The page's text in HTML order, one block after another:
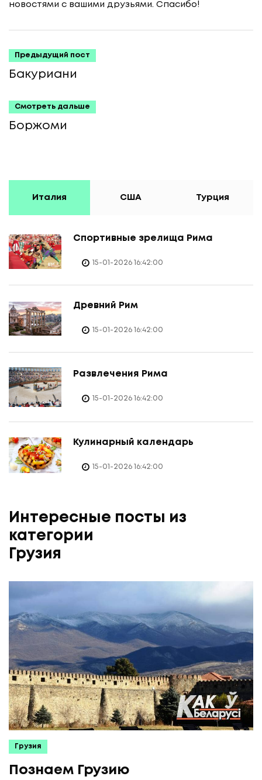
новостями с вашими друзьями. Спасибо!
Предыдущий пост
Бакуриани
Смотреть дальше
Боржоми
Италия США Турция
Спортивные зрелища Рима
15-01-2026 16:42:00
Древний Рим
15-01-2026 16:42:00
Развлечения Рима
15-01-2026 16:42:00
Кулинарный календарь
15-01-2026 16:42:00
Интересные посты из
категории
Грузия
Грузия
Познаем Грузию